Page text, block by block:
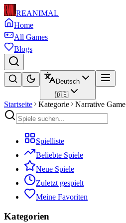
REANIMAL
Home
All Games
Blogs
Deutsch
🇩🇪
Startseite Kategorie Narrative Game
Spielliste
Beliebte Spiele
Neue Spiele
Zuletzt gespielt
Meine Favoriten
Kategorien